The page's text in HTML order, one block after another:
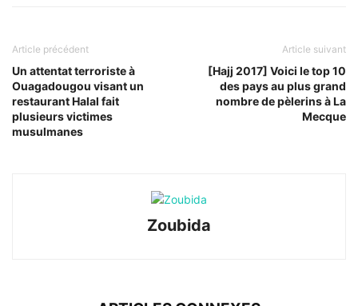
Article précédent
Un attentat terroriste à
Ouagadougou visant un
restaurant Halal fait
plusieurs victimes
musulmanes
Article suivant
[Hajj 2017] Voici le top 10
des pays au plus grand
nombre de pèlerins à La
Mecque
Zoubida